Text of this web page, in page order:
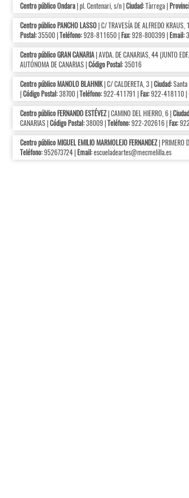
Centro público Ondara| pl. Centenari, s/n |Ciudad:Tàrrega |
Centro público PANCHO LASSO| C/ TRAVESÍA DE ALFREDO KRAUS,
Postal:35500 |Teléfono:928-811650 |Fax:928-800399 |Email:
Centro público GRAN CANARIA| AVDA. DE CANARIAS, 44 (JUNTO
AUTÓNOMA DE CANARIAS |Código Postal:35016
Centro público MANOLO BLAHNIK| C/ CALDERETA, 3 |Ciudad:Santa
|Código Postal:38700 |Teléfono:922-411791 |Fax:922-418110 |
Centro público FERNANDO ESTÉVEZ| CAMINO DEL HIERRO, 6 |
CANARIAS |Código Postal:38009 |Teléfono:922-202616 |Fax:
Centro público MIGUEL EMILIO MARMOLEJO FERNANDEZ| PRIMERO
Teléfono:952673724 |Email:escueladeartes@mecmelilla.es